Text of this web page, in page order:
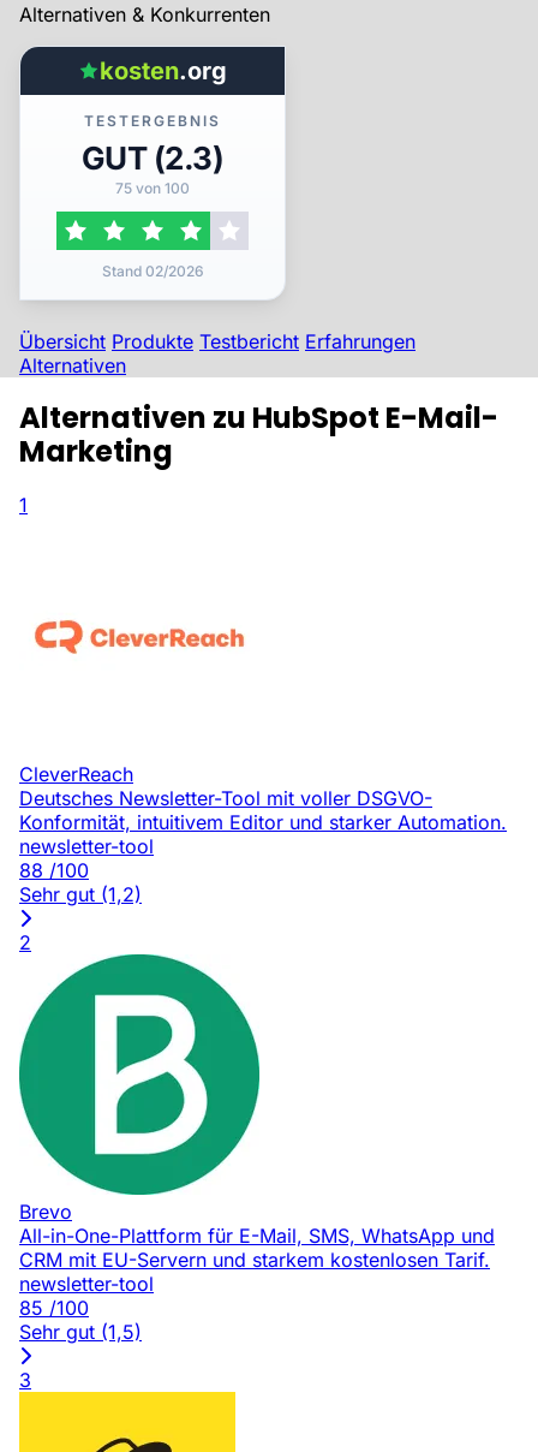
Alternativen & Konkurrenten
kosten.org
TESTERGEBNIS
GUT (2.3)
75 von 100
Stand 02/2026
Übersicht Produkte Testbericht Erfahrungen
Alternativen
Alternativen zu HubSpot E-Mail-
Marketing
1
CleverReach
Deutsches Newsletter-Tool mit voller DSGVO-
Konformität, intuitivem Editor und starker Automation.
newsletter-tool
88 /100
Sehr gut (1,2)
2
Brevo
All-in-One-Plattform für E-Mail, SMS, WhatsApp und
CRM mit EU-Servern und starkem kostenlosen Tarif.
newsletter-tool
85 /100
Sehr gut (1,5)
3